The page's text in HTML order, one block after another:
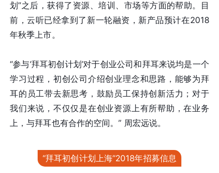
划”之后，获得了资源、培训、市场等方面的帮助。目
前，云听已经拿到了新一轮融资，新产品预计在2018
年秋季上市。
“参与‘拜耳初创计划’对于创业公司和拜耳来说均是一个
学习过程，初创公司介绍创业理念和思路，能够为拜
耳的员工带去新思考，鼓励员工保持创新活力；对于
我们来说，不仅仅是在创业资源上有所帮助，在业务
上，与拜耳也有合作的空间。” 周宏远说。
“拜耳初创计划上海”2018年招募信息